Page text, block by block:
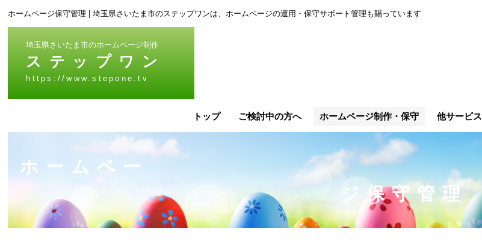
ホームページ保守管理 | 埼玉県さいたま市のステップワンは、ホームページの運用・保守サポート管理も賜っています
埼玉県さいたま市のホームページ制作
ステップワン
https://www.stepone.tv
トップ ご検討中の方へ ホームページ制作・保守 他サービス
ホームペー
ジ保守管理